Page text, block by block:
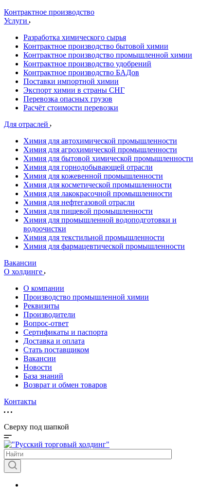
Контрактное производство
Услуги
Разработка химического сырья
Контрактное производство бытовой химии
Контрактное производство промышленной химии
Контрактное производство удобрений
Контрактное производство БАДов
Поставки импортной химии
Экспорт химии в страны СНГ
Перевозка опасных грузов
Расчёт стоимости перевозки
Для отраслей
Химия для автохимической промышленности
Химия для агрохимической промышленности
Химия для бытовой химической промышленности
Химия для горнодобывающей отрасли
Химия для кожевенной промышленности
Химия для косметической промышленности
Химия для лакокрасочной промышленности
Химия для нефтегазовой отрасли
Химия для пищевой промышленности
Химия для промышленной водоподготовки и
водоочистки
Химия для текстильной промышленности
Химия для фармацевтической промышленности
Вакансии
О холдинге
О компании
Производство промышленной химии
Реквизиты
Производители
Вопрос-ответ
Сертификаты и паспорта
Доставка и оплата
Стать поставщиком
Вакансии
Новости
База знаний
Возврат и обмен товаров
Контакты
Сверху под шапкой